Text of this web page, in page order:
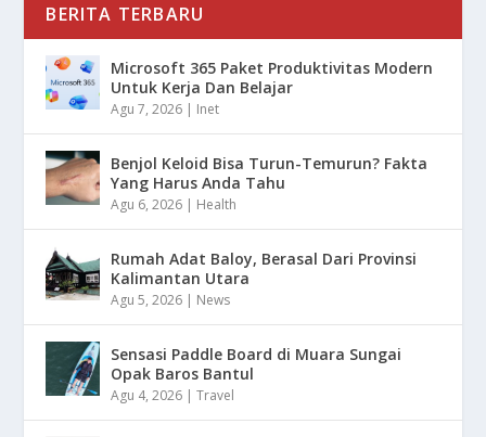
BERITA TERBARU
Microsoft 365 Paket Produktivitas Modern
Untuk Kerja Dan Belajar
Agu 7, 2026 | Inet
Benjol Keloid Bisa Turun-Temurun? Fakta
Yang Harus Anda Tahu
Agu 6, 2026 | Health
Rumah Adat Baloy, Berasal Dari Provinsi
Kalimantan Utara
Agu 5, 2026 | News
Sensasi Paddle Board di Muara Sungai
Opak Baros Bantul
Agu 4, 2026 |Travel